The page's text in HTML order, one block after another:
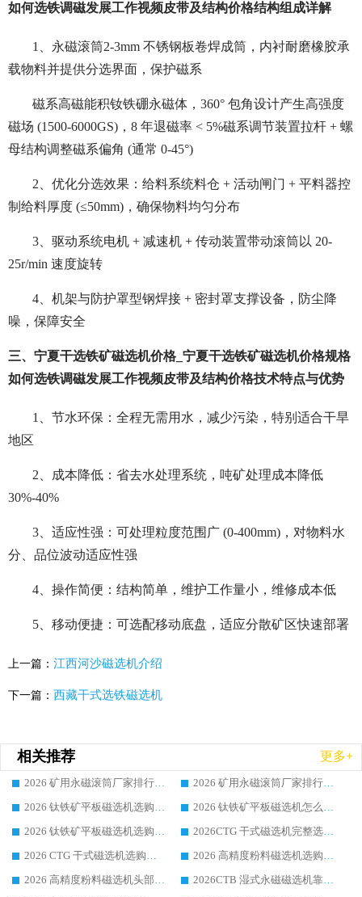
如何选铁调磁发展工作视频皮带及结构价格结构组成详解
1、永磁滚筒2-3mm 不锈钢板卷焊成筒，内衬耐磨橡胶承
载物料并提供分选界面，保护磁系
磁系高磁能积钕铁硼永磁体，360° 包角设计产生高强度
磁场 (1500-6000GS)，8 年退磁率 < 5%磁系调节装置拉杆 + 螺
母结构调整磁系偏角 (通常 0-45°)
2、优化分选效果： 给料系统料仓 + 活动闸门 + 平料器控
制给料厚度 (≤50mm)，确保物料均匀分布
3、驱动系统电机 + 减速机 + 传动装置带动滚筒以 20-
25r/min 速度旋转
4、机架与防护罩型钢焊接 + 密封罩支撑设备，防尘降
噪，保障安全
三、宁夏干选铁矿磁选机价格_宁夏干选铁矿磁选机价格规格
如何选铁调磁发展工作视频皮带及结构价格技术特点与优势
1、节水环保：全程无需用水，减少污染，特别适合干旱
地区
2、成本降低：省去水处理系统，吨矿处理成本降低
30%-40%
3、适应性强：可处理粒度范围广 (0-400mm)，对物料水
分、品位波动适应性强
4、操作简便：结构简单，维护工作量小，维修成本低
5、移动便捷：可选配移动底盘，适应分散矿区快速部署
上一篇： 江西河沙磁选机介绍
下一篇： 西藏干式选铁磁选机
相关推荐 更多+
2026 矿用永磁滚筒厂家排行榜选购干货指南 行业口碑标杆华体会手机网页版-华体会(中国) 实力出众
2026 矿用永磁滚筒厂家排行榜选购指南，行业口碑领域强者华体会手机网页版-华体会(中国)
2026 钛铁矿平板磁选机选购全攻略 市场公认优质品牌厂家实力排行榜
2026 钛铁矿平板磁选机怎么选 靠谱生产企业实力排行榜选购参考攻略
2026 钛铁矿平板磁选机选购指南 行业口碑优选品牌生产企业实力排行榜
2026CTG 干式磁选机完整选购指南 行业口碑顶尖靠谱生产龙头厂家实力推荐
2026 CTG 干式磁选机选购指南|行业口碑靠谱生产厂家领域强者推荐
2026 高精度粉料磁选机选购全攻略 行业优质品牌华体会手机网页版-华体会(中国) 实力深度解析
2026 高精度粉料磁选机头部厂家选购指南 行业口碑靠谱品牌推荐 领域强者华体会手机网页版-华体会(中国) 解析
2026CTB 湿式永磁磁选机靠谱厂家实力排行榜 铁矿选矿设备采购全流程选购指南